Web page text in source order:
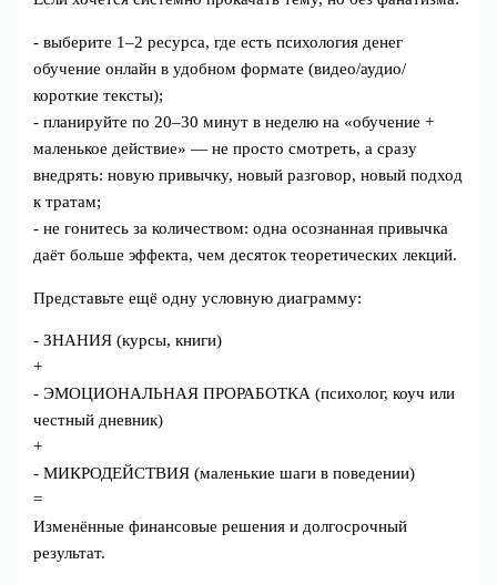
- выберите 1–2 ресурса, где есть психология денег
обучение онлайн в удобном формате (видео/аудио/
короткие тексты);
- планируйте по 20–30 минут в неделю на «обучение +
маленькое действие» — не просто смотреть, а сразу
внедрять: новую привычку, новый разговор, новый подход
к тратам;
- не гонитесь за количеством: одна осознанная привычка
даёт больше эффекта, чем десяток теоретических лекций.
Представьте ещё одну условную диаграмму:
- ЗНАНИЯ (курсы, книги)
+
- ЭМОЦИОНАЛЬНАЯ ПРОРАБОТКА (психолог, коуч или
честный дневник)
+
- МИКРОДЕЙСТВИЯ (маленькие шаги в поведении)
=
Изменённые финансовые решения и долгосрочный
результат.